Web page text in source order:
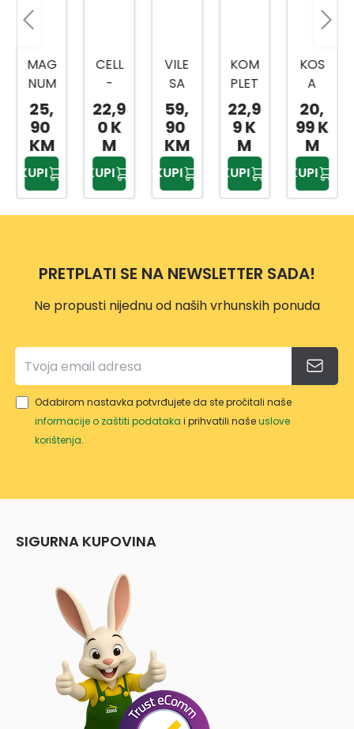
CELL
-
FAST
OŠTR
AČ
ZA
NOŽE
VE,SJ
EKIRE
22,9
0 K
M
KUPI
VILE
SA
TRI
ZUPC
A I
DRŠK
OM
59,
90
KM
KUPI
KOM
PLET
ZA
OŠTR
ENJE
LANC
A
MOT
ORN
VP114
22,9
9 K
M
KUPI
KOS
A
80C
M
20,
99 K
M
KUPI
CELL
-
FAST
SJEKI
RA
U600
ERG
O
64,
99 K
M
KUPI
PRETPLATI SE NA NEWSLETTER SADA!
Ne propusti nijednu od naših vrhunskih ponuda
Odabirom nastavka potvrđujete da ste pročitali naše
informacije o zaštiti podataka i prihvatili našeuslove
korištenja.
SIGURNA KUPOVINA